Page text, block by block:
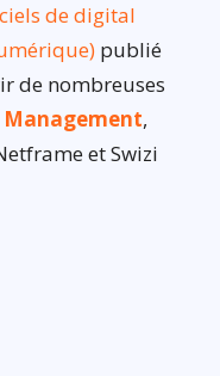
de digital
publié
de nombreuses
,
et Swizi